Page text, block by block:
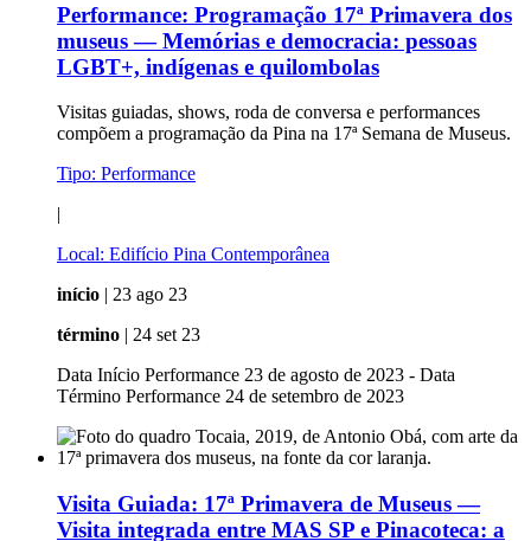
Performance: Programação 17ª Primavera dos
museus — Memórias e democracia: pessoas
LGBT+, indígenas e quilombolas
Visitas guiadas, shows, roda de conversa e performances
compõem a programação da Pina na 17ª Semana de Museus.
Tipo: Performance
Local: Edifício Pina Contemporânea
início | 23 ago 23
término | 24 set 23
Data Início Performance 23 de agosto de 2023 - Data
Término Performance 24 de setembro de 2023
Visita Guiada: 17ª Primavera de Museus —
Visita integrada entre MAS SP e Pinacoteca: a